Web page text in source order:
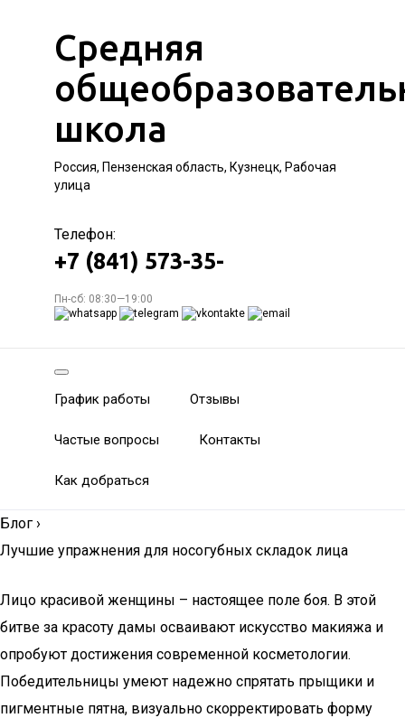
Средняя
школа
Россия, Пензенская область, Кузнецк, Рабочая
улица
Телефон:
+7 (841) 573-35-
Пн-сб: 08:30—19:00
График работы Отзывы
Частые вопросы Контакты
Как добраться
Блог ›
Лучшие упражнения для носогубных складок лица
Лицо красивой женщины – настоящее поле боя. В этой
битве за красоту дамы осваивают искусство макияжа и
опробуют достижения современной косметологии.
Победительницы умеют надежно спрятать прыщики и
пигментные пятна, визуально скорректировать форму